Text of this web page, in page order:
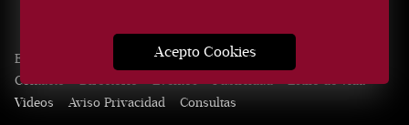
Acepto Cookies
Edición Impresa Noticias Quiénes somos
Contacto
Directorio Eventos Publicidad
Estilo de vida
Videos
Aviso Privacidad Consultas